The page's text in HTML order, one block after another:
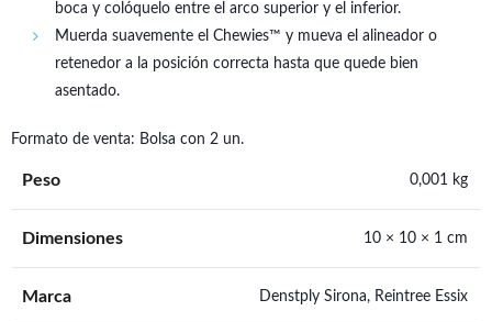
boca y colóquelo entre el arco superior y el inferior.
Muerda suavemente el Chewies™ y mueva el alineador o
retenedor a la posición correcta hasta que quede bien
asentado.
Formato de venta: Bolsa con 2 un.
Peso 0,001 kg
Dimensiones 10 × 10 × 1 cm
Marca Denstply Sirona, Reintree Essix